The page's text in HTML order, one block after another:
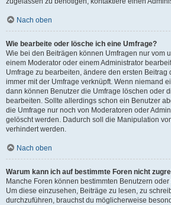
Nach oben
Wie bearbeite oder lösche ich eine Umfrage?
Wie bei den Beiträgen können Umfragen nur vom
einem Moderator oder einem Administrator
Umfrage zu bearbeiten, ändere den ersten Beitrag
immer mit der Umfrage verknüpft. Wenn niemand
dann können Benutzer die Umfrage löschen oder
bearbeiten. Sollte allerdings schon ein Benutzer
die Umfrage nur noch von Moderatoren oder
gelöscht werden. Dadurch soll die Manipulation
verhindert werden.
Nach oben
Warum kann ich auf bestimmte Foren nicht
Manche Foren können bestimmten Benutzern
Um diese einzusehen, Beiträge zu lesen, zu
durchzuführen, brauchst du möglicherweise